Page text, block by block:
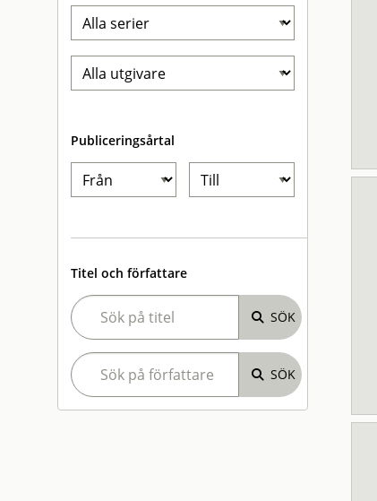
Publiceringsårtal
Titel och författare